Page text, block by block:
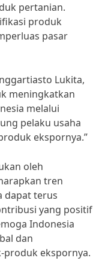
pertanian.
produk
pasar
Lukita,
meningkatkan
melalui
pelaku usaha
ekspornya.”
oleh
tren
dapat terus
yang positif
Indonesia
dan
produk ekspornya.